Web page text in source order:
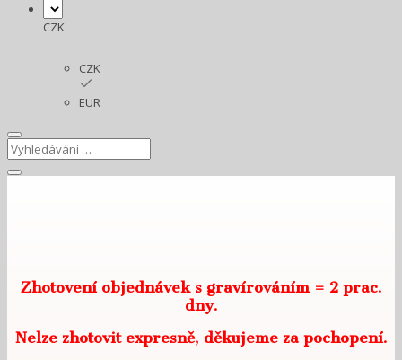
CZK
CZK
EUR
Zhotovení objednávek s gravírováním = 2 prac.
dny.
Nelze zhotovit expresně, děkujeme za pochopení.